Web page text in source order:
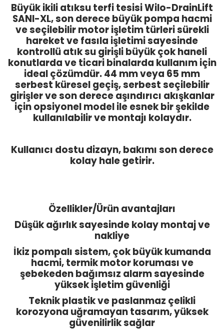
Büyük ikili atıksu terfi tesisi Wilo-DrainLift
SANI-XL, son derece büyük pompa hacmi
ve seçilebilir motor işletim türleri sürekli
hareket ve fasıla işletimi sayesinde
kontrollü atık su girişli büyük çok haneli
konutlarda ve ticari binalarda kullanım için
ideal çözümdür. 44 mm veya 65 mm
serbest küresel geçiş, serbest seçilebilir
girişler ve son derece aşındırıcı akışkanlar
için opsiyonel model ile esnek bir şekilde
kullanılabilir ve montajı kolaydır.
Kullanıcı dostu dizayn, bakımı son derece
kolay hale getirir.
Özellikler/Ürün avantajları
Düşük ağırlık sayesinde kolay montaj ve
nakliye
İkiz pompalı sistem, çok büyük kumanda
hacmi, termik motor koruması ve
şebekeden bağımsız alarm sayesinde
yüksek işletim güvenliği
Teknik plastik ve paslanmaz çelikli
korozyona uğramayan tasarım, yüksek
güvenilirlik sağlar